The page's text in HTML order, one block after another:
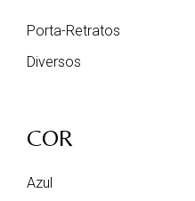
Porta-Retratos
Diversos
COR
Azul